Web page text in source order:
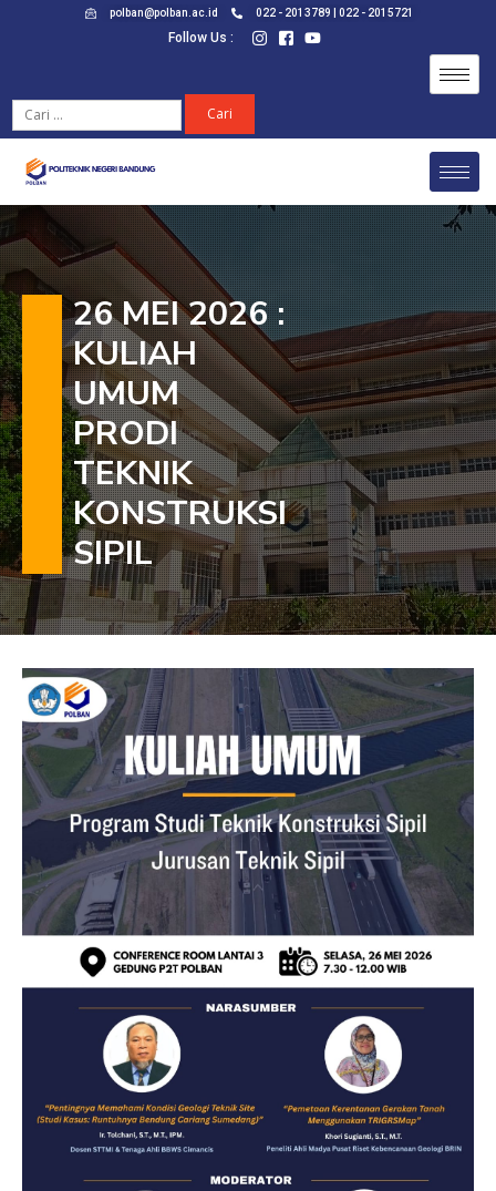
polban@polban.ac.id 022 - 2013789 | 022 - 2015721
Follow Us :
26 MEI 2026 :
KULIAH
UMUM
PRODI
TEKNIK
KONSTRUKSI
SIPIL